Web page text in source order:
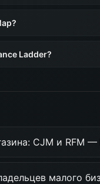
Ladder?
CJM и RFM —
малого